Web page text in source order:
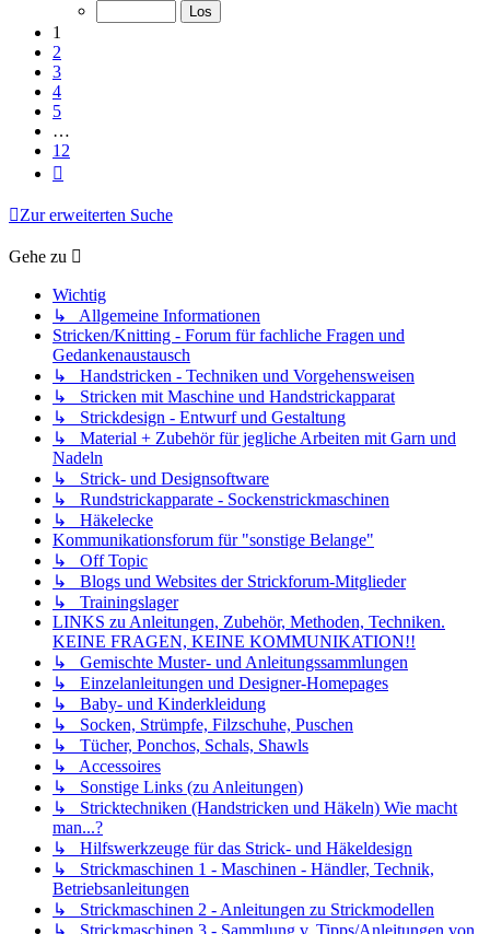
von
1
2
3
4
5
…
12
Zur erweiterten Suche
Gehe zu
Wichtig
↳ Allgemeine Informationen
Stricken/Knitting - Forum für fachliche Fragen und
Gedankenaustausch
↳ Handstricken - Techniken und Vorgehensweisen
↳ Stricken mit Maschine und Handstrickapparat
↳ Strickdesign - Entwurf und Gestaltung
↳ Material + Zubehör für jegliche Arbeiten mit Garn und
Nadeln
↳ Strick- und Designsoftware
↳ Rundstrickapparate - Sockenstrickmaschinen
↳ Häkelecke
Kommunikationsforum für "sonstige Belange"
↳ Off Topic
↳ Blogs und Websites der Strickforum-Mitglieder
↳ Trainingslager
LINKS zu Anleitungen, Zubehör, Methoden, Techniken.
KEINE FRAGEN, KEINE KOMMUNIKATION!!
↳ Gemischte Muster- und Anleitungssammlungen
↳ Einzelanleitungen und Designer-Homepages
↳ Baby- und Kinderkleidung
↳ Socken, Strümpfe, Filzschuhe, Puschen
↳ Tücher, Ponchos, Schals, Shawls
↳ Accessoires
↳ Sonstige Links (zu Anleitungen)
↳ Stricktechniken (Handstricken und Häkeln) Wie macht
man...?
↳ Hilfswerkzeuge für das Strick- und Häkeldesign
↳ Strickmaschinen 1 - Maschinen - Händler, Technik,
Betriebsanleitungen
↳ Strickmaschinen 2 - Anleitungen zu Strickmodellen